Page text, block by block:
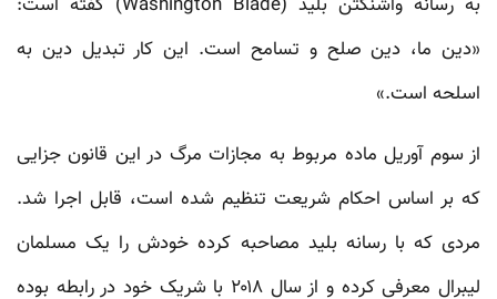
«دین ما، دین صلح و تسامح است. این کار تبدیل دین به
اسلحه است.»
از سوم آوریل ماده مربوط به مجازات مرگ در این قانون جزایی
که بر اساس احکام شریعت تنظیم شده است، قابل اجرا شد.
مردی که با رسانه بلید مصاحبه کرده خودش را یک مسلمان
لیبرال معرفی کرده و از سال ۲۰۱۸ با شریک خود در رابطه بوده